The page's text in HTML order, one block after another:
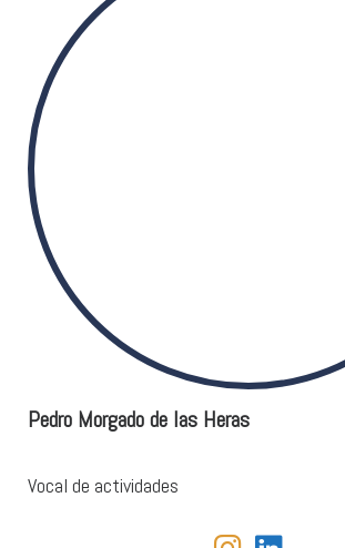
Pedro Morgado de las Heras
Vocal de actividades
fab fa-instagram